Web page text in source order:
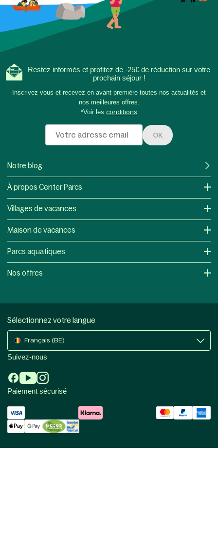
Restez informés et profitez de -25€ de réduction sur votre
prochain séjour !
Inscrivez-vous et recevez en avant-première toutes nos actualités et
nos meilleures offres.
*Voir les conditions
OK
Notre blog
À propos Center Parcs
Villages de vacances
Maison de vacances
Parcs aquatiques
Nos offres
Sélectionnez votre langue
Français (BE)
Suivez-nous
Paiement sécurisé